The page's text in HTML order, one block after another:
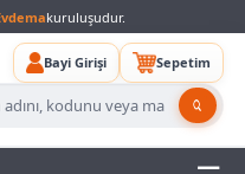
kuruluşudur.
Bayi Girişi Sepetim